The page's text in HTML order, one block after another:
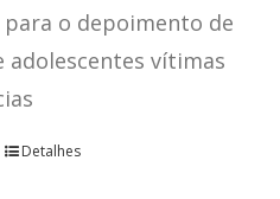
para o depoimento de
adolescentes vítimas
Detalhes